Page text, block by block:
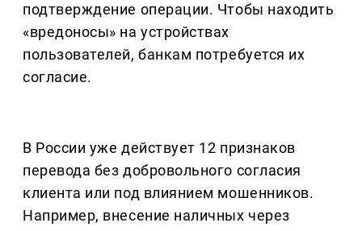
подтверждение операции. Чтобы находить
«вредоносы» на устройствах
пользователей, банкам потребуется их
согласие.
В России уже действует 12 признаков
перевода без добровольного согласия
клиента или под влиянием мошенников.
Например, внесение наличных через